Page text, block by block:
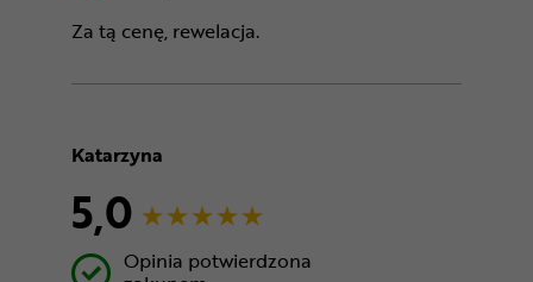
Za tą cenę, rewelacja.
Katarzyna
5,0
Opinia potwierdzona